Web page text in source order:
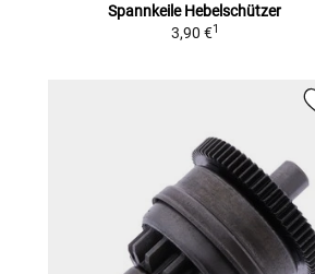
Spannkeile Hebelschützer
3,90 €1